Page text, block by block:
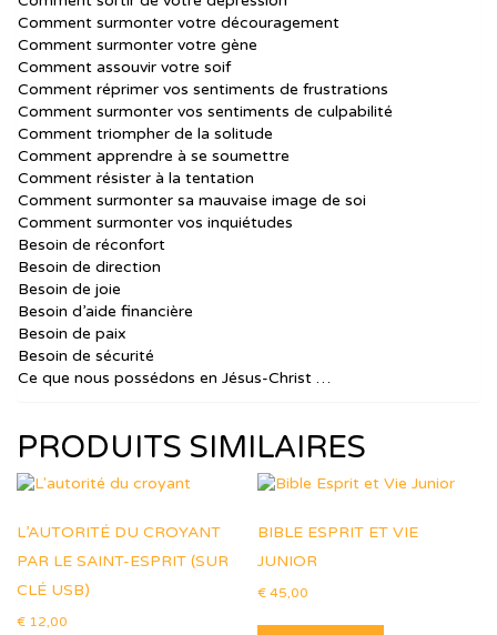
Comment surmonter votre découragement
Comment surmonter votre gène
Comment assouvir votre soif
Comment réprimer vos sentiments de frustrations
Comment surmonter vos sentiments de culpabilité
Comment triompher de la solitude
Comment apprendre à se soumettre
Comment résister à la tentation
Comment surmonter sa mauvaise image de soi
Comment surmonter vos inquiétudes
Besoin de réconfort
Besoin de direction
Besoin de joie
Besoin d’aide financière
Besoin de paix
Besoin de sécurité
Ce que nous possédons en Jésus-Christ …
PRODUITS SIMILAIRES
L’AUTORITÉ DU CROYANT
PAR LE SAINT-ESPRIT (SUR
CLÉ USB)
€ 12,00
BIBLE ESPRIT ET VIE
JUNIOR
€ 45,00